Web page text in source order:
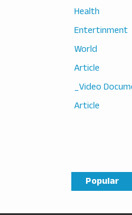
Health
Entertinment
World
Article
_Video
Article
Popular